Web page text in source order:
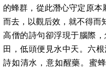
的蜂群，從此潛心守定原
而去，以觀后效，就不得而
高僧的詩句卻浮現于腦際
田，低頭便見水中天。六
詩如清水，意如醒藥。蜜